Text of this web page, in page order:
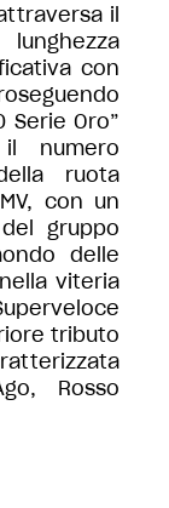
il
con
Serie Oro”
numero
ruota
con un
gruppo
delle
viteria
tributo
Rosso